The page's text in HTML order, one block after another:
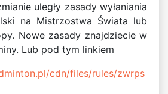
uległy zasady wyłaniania
na Mistrzostwa Świata lub
Nowe zasady znajdziecie w
Lub pod tym linkiem
cdn/files/rules/zwrps